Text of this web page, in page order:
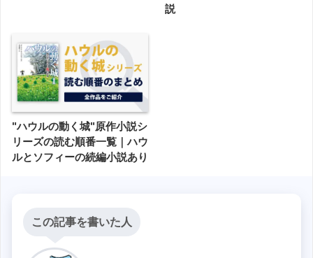
説
"ハウルの動く城"原作小説シ
リーズの読む順番一覧｜ハウ
ルとソフィーの続編小説あり
この記事を書いた人